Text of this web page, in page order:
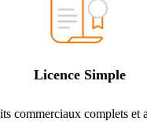
Licence Simple
commerciaux complets et